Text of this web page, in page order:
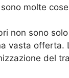
molte
non sono
vasta
del